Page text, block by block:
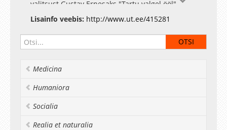
valitsust Gustav Ernesaks "Tartu valgel ööl" -
Tartu Ülikooli Kammerkoor Haridus- ja
teadusministri Tõnis Lukase tervitus Tartu
linnapea Urmas Kruuse tervitus Tuudur Vettik
"Su põhjamaa päikese kullast" - Tartu Ülikooli
üliõpilasesinduse nimel - esimees Gilber Kask,
arstiteaduskonna arstiteaduse eriala 3. aasta
üliõpilane Aasta õppejõu auhindade
laulud" - Tartu Ülikooli Kammerkoor Tervitus
sotsiaalteaduskonna riigiteaduste eriala 1. aasta
Lisainfo veebis: http://www.ut.ee/415281
Medicina
Humaniora
Socialia
Realia et naturalia